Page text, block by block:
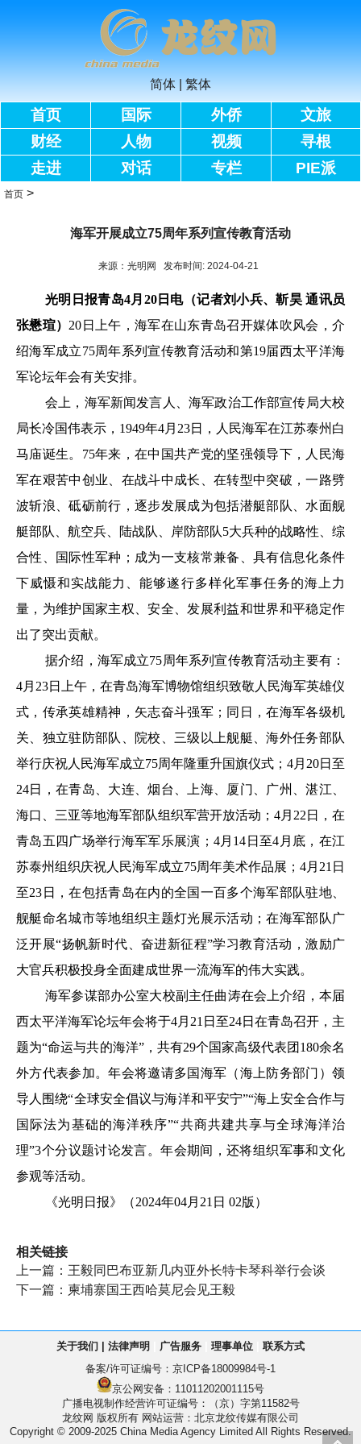
简体 繁体
首页 国际 外侨
文旅
财经
人物 视频
寻根
走进
对话 专栏 PIE派
首页 >
海军开展成立75周年系列宣传教育活动
来源：光明网 发布时间: 2024-04-21
光明日报青岛4月20日电（记者刘小兵、靳昊 通讯员
张懋瑄） 20日上午，海军在山东青岛召开媒体吹风会，介
绍海军成立75周年系列宣传教育活动和第19届西太平洋海
军论坛年会有关安排。
会上，海军新闻发言人、海军政治工作部宣传局大校
局长冷国伟表示，1949年4月23日，人民海军在江苏泰州白
马庙诞生。75年来，在中国共产党的坚强领导下，人民海
军在艰苦中创业、在战斗中成长、在转型中突破，一路劈
波斩浪、砥砺前行，逐步发展成为包括潜艇部队、水面舰
艇部队、航空兵、陆战队、岸防部队5大兵种的战略性、综
合性、国际性军种；成为一支核常兼备、具有信息化条件
下威慑和实战能力、能够遂行多样化军事任务的海上力
量，为维护国家主权、安全、发展利益和世界和平稳定作
出了突出贡献。
据介绍，海军成立75周年系列宣传教育活动主要有：
4月23日上午，在青岛海军博物馆组织致敬人民海军英雄仪
式，传承英雄精神，矢志奋斗强军；同日，在海军各级机
关、独立驻防部队、院校、三级以上舰艇、海外任务部队
举行庆祝人民海军成立75周年隆重升国旗仪式；4月20日至
24日，在青岛、大连、烟台、上海、厦门、广州、湛江、
海口、三亚等地海军部队组织军营开放活动；4月22日，在
青岛五四广场举行海军军乐展演；4月14日至4月底，在江
苏泰州组织庆祝人民海军成立75周年美术作品展；4月21日
至23日，在包括青岛在内的全国一百多个海军部队驻地、
舰艇命名城市等地组织主题灯光展示活动；在海军部队广
泛开展“扬帆新时代、奋进新征程”学习教育活动，激励广
大官兵积极投身全面建成世界一流海军的伟大实践。
海军参谋部办公室大校副主任曲涛在会上介绍，本届
西太平洋海军论坛年会将于4月21日至24日在青岛召开，主
题为“命运与共的海洋”，共有29个国家高级代表团180余名
外方代表参加。年会将邀请多国海军（海上防务部门）领
导人围绕“全球安全倡议与海洋和平安宁”“海上安全合作与
国际法为基础的海洋秩序”“共商共建共享与全球海洋治
理”3个分议题讨论发言。年会期间，还将组织军事和文化
参观等活动。
《光明日报》（2024年04月21日 02版）
相关链接
上一篇： 王毅同巴布亚新几内亚外长特卡琴科举行会谈
下一篇： 柬埔寨国王西哈莫尼会见王毅
关于我们 法律声明 广告服务 理事单位
联系方式
备案/许可证编号： 京ICP备18009984号-1
京公网安备：11011202001115号
广播电视制作经营许可证编号：（京）字第11582号
龙纹网 版权所有 网站运营：北京龙纹传媒有限公司
Copyright © 2009-2025 China Media Agency Limited All Rights Reserved.